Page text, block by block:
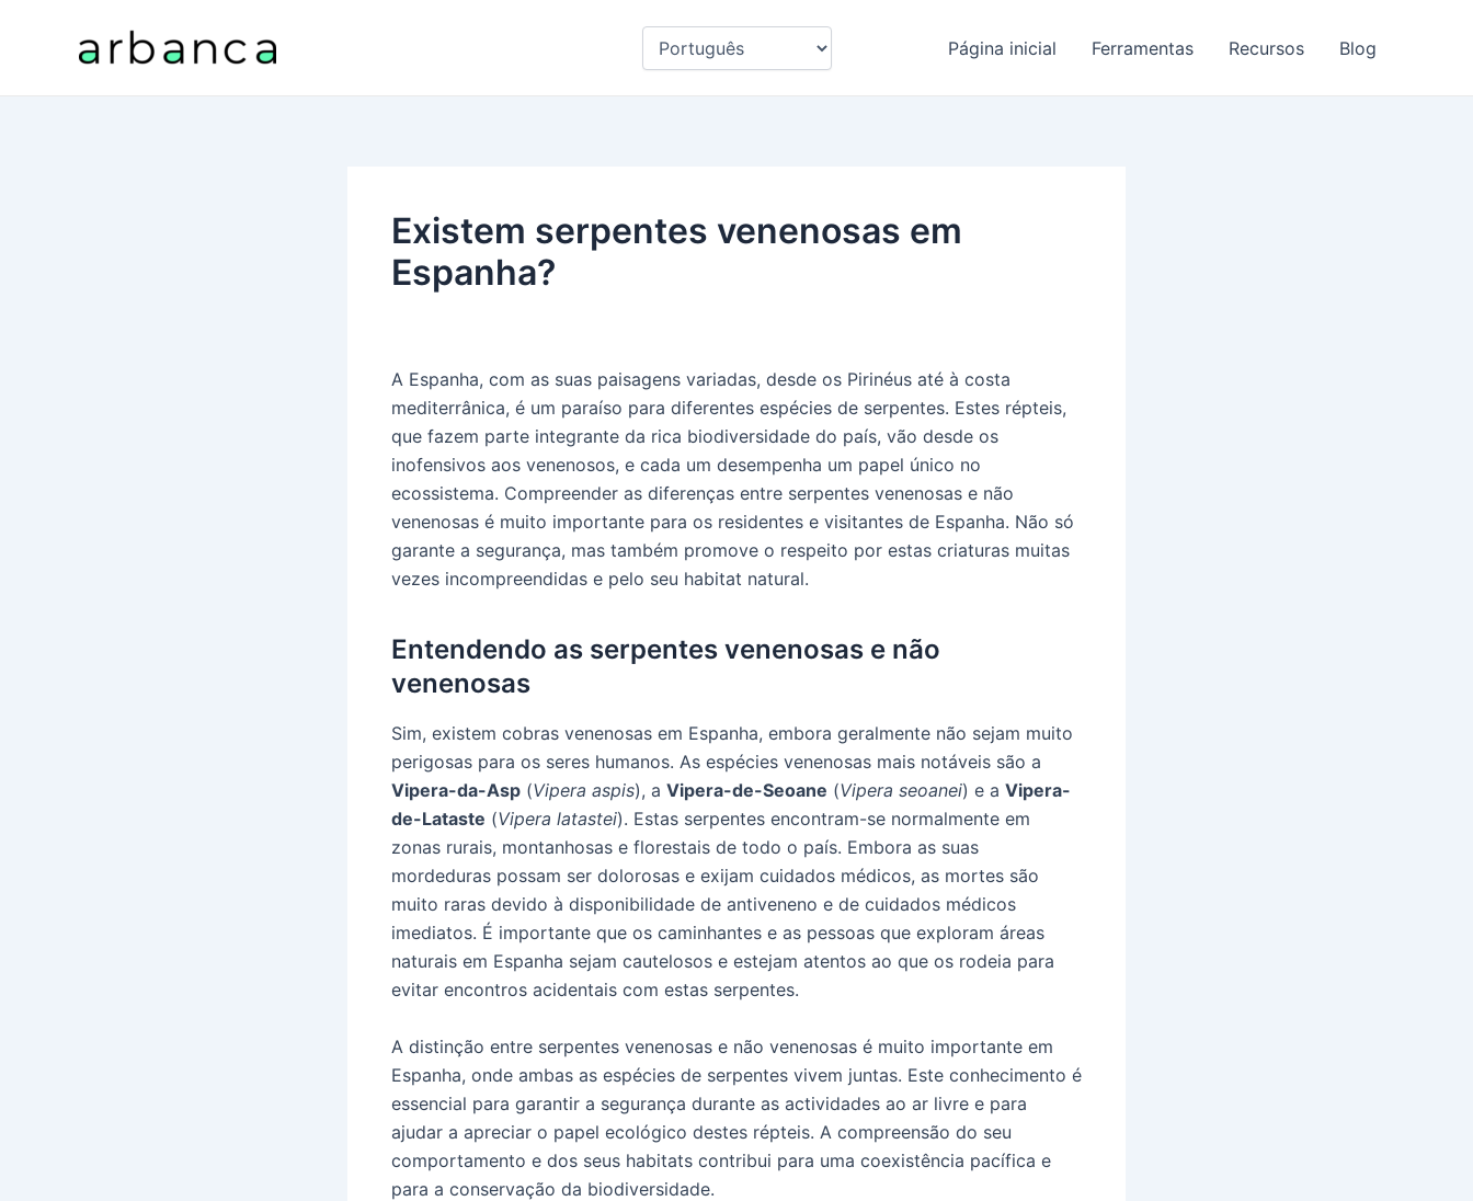
Escolha
um
Página inicial Ferramentas Recursos Blog
Existem serpentes venenosas em
Espanha?
A Espanha, com as suas paisagens variadas, desde os Pirinéus até à costa
mediterrânica, é um paraíso para diferentes espécies de serpentes. Estes répteis,
que fazem parte integrante da rica biodiversidade do país, vão desde os
inofensivos aos venenosos, e cada um desempenha um papel único no
ecossistema. Compreender as diferenças entre serpentes venenosas e não
venenosas é muito importante para os residentes e visitantes de Espanha. Não só
garante a segurança, mas também promove o respeito por estas criaturas muitas
vezes incompreendidas e pelo seu habitat natural.
Entendendo as serpentes venenosas e não
venenosas
Sim, existem cobras venenosas em Espanha, embora geralmente não sejam muito
perigosas para os seres humanos. As espécies venenosas mais notáveis são a
Vipera-da-Asp (Vipera aspis), a Vipera-de-Seoane (Vipera seoanei) e a Vipera-
de-Lataste (Vipera latastei). Estas serpentes encontram-se normalmente em
zonas rurais, montanhosas e florestais de todo o país. Embora as suas
mordeduras possam ser dolorosas e exijam cuidados médicos, as mortes são
muito raras devido à disponibilidade de antiveneno e de cuidados médicos
imediatos. É importante que os caminhantes e as pessoas que exploram áreas
naturais em Espanha sejam cautelosos e estejam atentos ao que os rodeia para
evitar encontros acidentais com estas serpentes.
A distinção entre serpentes venenosas e não venenosas é muito importante em
Espanha, onde ambas as espécies de serpentes vivem juntas. Este conhecimento é
essencial para garantir a segurança durante as actividades ao ar livre e para
ajudar a apreciar o papel ecológico destes répteis. A compreensão do seu
comportamento e dos seus habitats contribui para uma coexistência pacífica e
para a conservação da biodiversidade.